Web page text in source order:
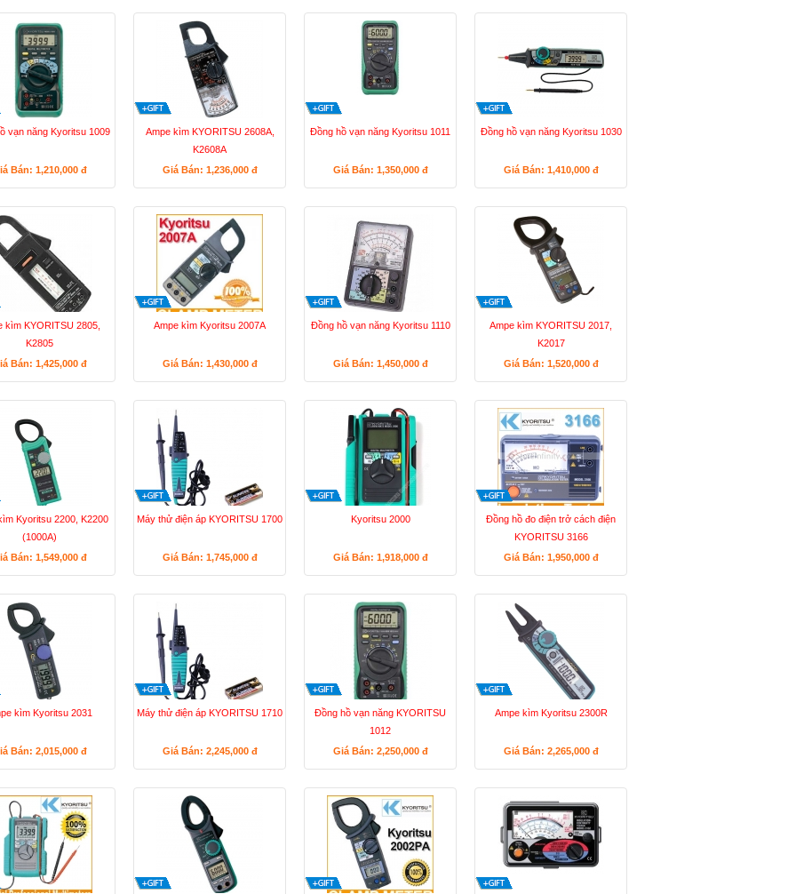
vạn năng Kyoritsu 1009
Bán: 1,210,000 đ
Ampe kìm KYORITSU 2608A,
K2608A
Giá Bán: 1,236,000 đ
Đồng hồ vạn năng Kyoritsu 1011
Giá Bán: 1,350,000 đ
Đồng hồ vạn năng Kyoritsu 1030
Giá Bán: 1,410,000 đ
kìm KYORITSU 2805,
K2805
Bán: 1,425,000 đ
Ampe kìm Kyoritsu 2007A
Giá Bán: 1,430,000 đ
Đồng hồ vạn năng Kyoritsu 1110
Giá Bán: 1,450,000 đ
Ampe kìm KYORITSU 2017,
K2017
Giá Bán: 1,520,000 đ
Kyoritsu 2200, K2200
(1000A)
Bán: 1,549,000 đ
Máy thử điện áp KYORITSU 1700
Giá Bán: 1,745,000 đ
Kyoritsu 2000
Giá Bán: 1,918,000 đ
Đồng hồ đo điện trở cách điện
KYORITSU 3166
Giá Bán: 1,950,000 đ
kìm Kyoritsu 2031
Bán: 2,015,000 đ
Máy thử điện áp KYORITSU 1710
Giá Bán: 2,245,000 đ
Đồng hồ vạn năng KYORITSU
1012
Giá Bán: 2,250,000 đ
Ampe kìm Kyoritsu 2300R
Giá Bán: 2,265,000 đ